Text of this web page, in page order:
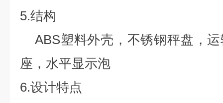
5.结构
ABS塑料外壳，不锈钢秤盘，
座，水平显示泡
6.设计特点